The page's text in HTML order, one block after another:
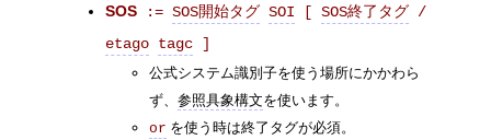
SOS := SOS開始タグ SOI [ SOS終了タグ
etago tagc
公式システム識別子を使う場所にかかわら
ず、 参照具象構文を使います。
or を使う時は終了タグが必須。